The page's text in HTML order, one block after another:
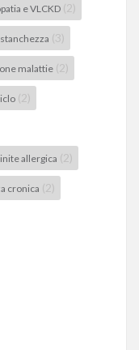
e VLCKD (2)
(3)
malattie (2)
(2)
allergica (2)
cronica (2)